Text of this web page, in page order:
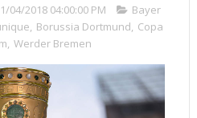
04/2018 04:00:00 PM
Bayer
, Borussia Dortmund, Copa
, Werder Bremen